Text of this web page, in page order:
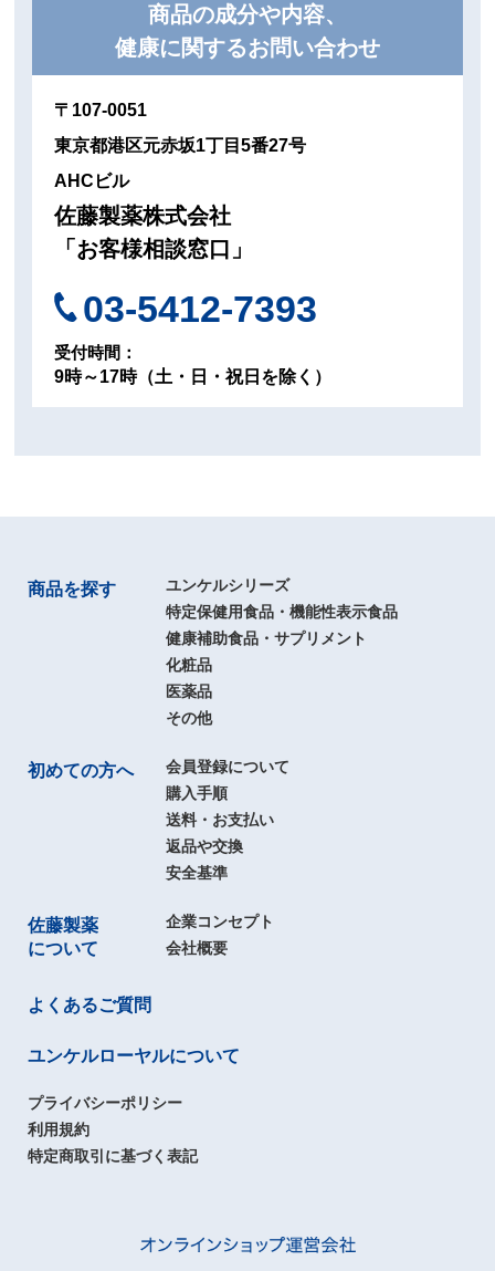
商品の成分や内容、
健康に関するお問い合わせ
〒107-0051
東京都港区元赤坂1丁目5番27号
AHCビル
佐藤製薬株式会社
「お客様相談窓口」
03-5412-7393
受付時間：
9時～17時（土・日・祝日を除く）
商品を探す
ユンケルシリーズ
特定保健用食品・機能性表示食品
健康補助食品・サプリメント
化粧品
医薬品
その他
初めての方へ
会員登録について
購入手順
送料・お支払い
返品や交換
安全基準
佐藤製薬
について
企業コンセプト
会社概要
よくあるご質問
ユンケルローヤルについて
プライバシーポリシー
利用規約
特定商取引に基づく表記